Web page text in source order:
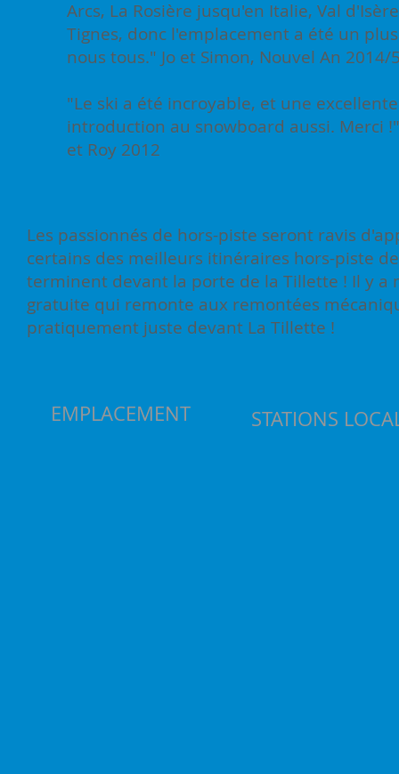
Arcs, La Rosière jusqu'en Italie, Val
Tignes, donc l'emplacement a été un
nous tous." Jo et Simon, Nouvel An 2014/
"Le ski a été incroyable, et une excellente
introduction au snowboard aussi. Merci
et Roy 2012
Les passionnés de hors-piste seront ravis
certains des meilleurs itinéraires hors-piste
terminent devant la porte de la Tillette ! Il y a
gratuite qui remonte aux remontées
pratiquement juste devant La Tillette !
EMPLACEMENT STATIONS